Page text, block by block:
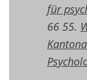
für
66 55.